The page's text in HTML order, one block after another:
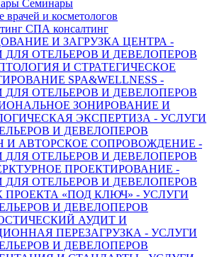
Семинары
врачей и косметологов
СПА консалтинг
И ЗАГРУЗКА ЦЕНТРА -
ДЛЯ ОТЕЛЬЕРОВ И ДЕВЕЛОПЕРОВ
И СТРАТЕГИЧЕСКОЕ
SPA&WELLNESS -
ДЛЯ ОТЕЛЬЕРОВ И ДЕВЕЛОПЕРОВ
ЗОНИРОВАНИЕ И
ЭКСПЕРТИЗА - УСЛУГИ
И ДЕВЕЛОПЕРОВ
И АВТОРСКОЕ СОПРОВОЖДЕНИЕ -
ДЛЯ ОТЕЛЬЕРОВ И ДЕВЕЛОПЕРОВ
ПРОЕКТИРОВАНИЕ -
ДЛЯ ОТЕЛЬЕРОВ И ДЕВЕЛОПЕРОВ
ПРОЕКТА «ПОД КЛЮЧ» - УСЛУГИ
И ДЕВЕЛОПЕРОВ
АУДИТ И
ПЕРЕЗАГРУЗКА - УСЛУГИ
И ДЕВЕЛОПЕРОВ